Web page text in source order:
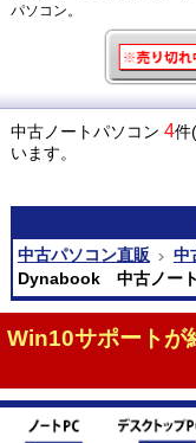
パソコン。
中古ノートパソコン 4件
います。
中古パソコン直販
中
Dynabook 中古ノー
Win10サポートが